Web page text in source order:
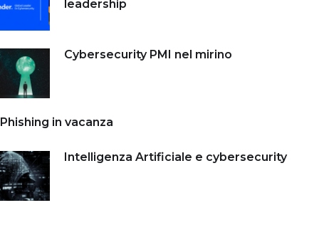
leadership
Cybersecurity PMI nel mirino
Phishing in vacanza
Intelligenza Artificiale e cybersecurity